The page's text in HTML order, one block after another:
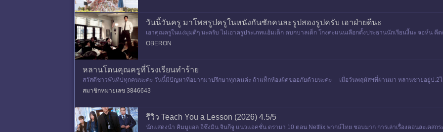
วันนี้วันครู มาโพสรูปครูในหนังกันซักคนละรูปสองรูปครับ เอาฝ่ายดีนะ
เอาคุณครูในแง่มุมดีๆ นะครับ ไม่เอาครูประเภทแอ้มเด็ก ตบกบาลเด็ก โกงคะแนนเลือกตั้งประธานนักเรียนงี้นะ จอห์น คี
OBERON
หลานโดนคุณครูที่โรงเรียนทำร้าย
สวัสดีชาวพันทิปทุกคนนะคะ วันนี้มีปัญหาที่อยากมาปรึกษาทุกคนค่ะ ถ้าแท็กห้องผิดขออภัยด้วยนะคะ เมื่อวันพฤหัสฯที่ผ่านมา หลานชายอยู่ป.2ไ
กจมูกจำนวนม
สมาชิกหมายเลข 3846643
รีวิว Teach You a Lesson (2026) 4.5/5
นักแสดงนำ คิมมูยอล อีซึงมิน จินกีจู แนวแอคชั่น ดรามา 10 ตอน Netflix พากษ์ไทย ชอบมาก การเล่าเรื่องตอนละเคสก